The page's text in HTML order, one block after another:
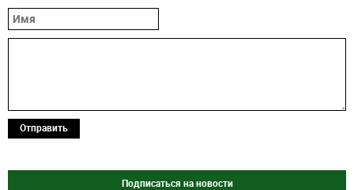
Отправить
Подписаться на новости